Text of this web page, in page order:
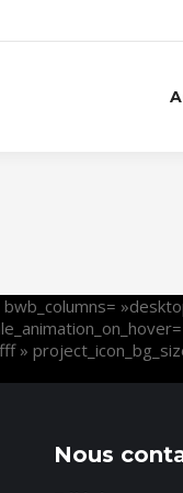
»
Nous